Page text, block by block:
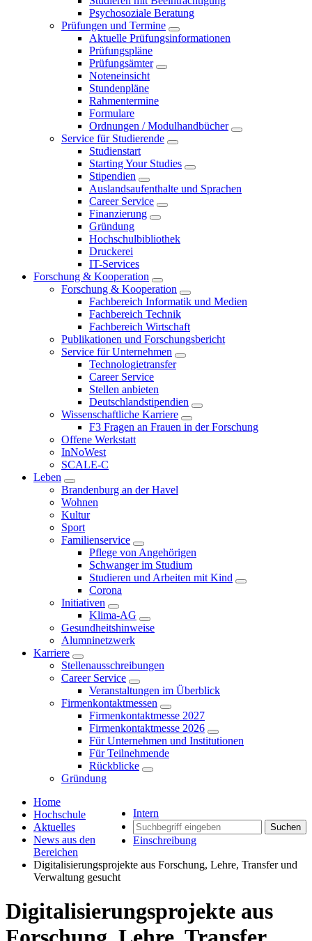
Psychosoziale Beratung
Prüfungen und Termine
Aktuelle Prüfungsinformationen
Prüfungspläne
Prüfungsämter
Noteneinsicht
Stundenpläne
Rahmentermine
Formulare
Ordnungen / Modulhandbücher
Service für Studierende
Studienstart
Starting Your Studies
Stipendien
Auslandsaufenthalte und Sprachen
Career Service
Finanzierung
Gründung
Hochschulbibliothek
Druckerei
IT-Services
Forschung & Kooperation
Forschung & Kooperation
Fachbereich Informatik und Medien
Fachbereich Technik
Fachbereich Wirtschaft
Publikationen und Forschungsbericht
Service für Unternehmen
Technologietransfer
Career Service
Stellen anbieten
Deutschlandstipendien
Wissenschaftliche Karriere
F3 Fragen an Frauen in der Forschung
Offene Werkstatt
InNoWest
SCALE-C
Leben
Brandenburg an der Havel
Wohnen
Kultur
Sport
Familienservice
Pflege von Angehörigen
Schwanger im Studium
Studieren und Arbeiten mit Kind
Corona
Initiativen
Klima-AG
Gesundheitshinweise
Alumninetzwerk
Karriere
Stellenausschreibungen
Career Service
Veranstaltungen im Überblick
Firmenkontaktmessen
Firmenkontaktmesse 2027
Firmenkontaktmesse 2026
Für Unternehmen und Institutionen
Für Teilnehmende
Rückblicke
Gründung
Intern
Suchen
Einschreibung
Home
Hochschule
Aktuelles
News aus den
Bereichen
Digitalisierungsprojekte aus Forschung, Lehre, Transfer und
Verwaltung gesucht
Digitalisierungsprojekte aus